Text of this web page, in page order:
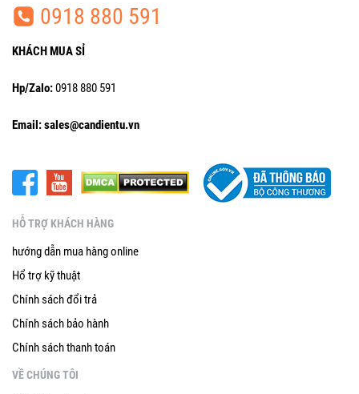
0918 880 591
KHÁCH MUA SỈ
Hp/Zalo:0918 880 591
Email: sales@candientu.vn
HỖ TRỢ KHÁCH HÀNG
hướng dẫn mua hàng online
Hổ trợ kỹ thuật
Chính sách đổi trả
Chính sách bảo hành
Chính sách thanh toán
VỀ CHÚNG TÔI